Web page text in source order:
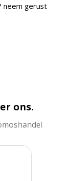
neem gerust
ons.